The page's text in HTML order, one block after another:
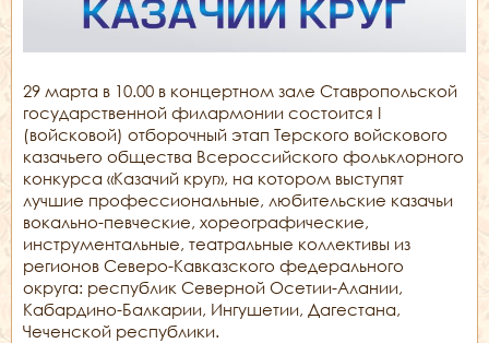
29 марта в 10.00 в концертном зале Ставропольской
государственной филармонии состоится I
(войсковой) отборочный этап Терского войскового
казачьего общества Всероссийского фольклорного
конкурса «Казачий круг», на котором выступят
лучшие профессиональные, любительские казачьи
вокально-певческие, хореографические,
инструментальные, театральные коллективы из
регионов Северо-Кавказского федерального
округа: республик Северной Осетии-Алании,
Кабардино-Балкарии, Ингушетии, Дагестана,
Чеченской республики.